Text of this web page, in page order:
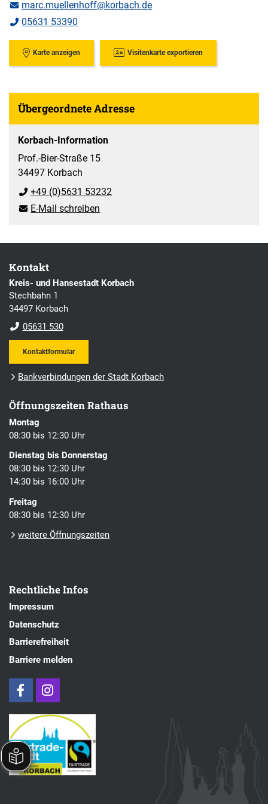
marc.muellenhoff@korbach.de
05631 53390
Karte anzeigen Visitenkarte exportieren
Übergeordnete Adresse
Korbach-Information
Prof.-Bier-Straße 15
34497 Korbach
+49 (0)5631 53232
E-Mail schreiben
Kontakt
Kreis- und Hansestadt Korbach
Stechbahn 1
34497 Korbach
05631 530
Kontaktformular
Bankverbindungen der Stadt Korbach
Öffnungszeiten Rathaus
Montag
08:30 bis 12:30 Uhr
Dienstag bis Donnerstag
08:30 bis 12:30 Uhr
14:30 bis 16:00 Uhr
Freitag
08:30 bis 12:30 Uhr
weitere Öffnungszeiten
Rechtliche Infos
Impressum
Datenschutz
Barrierefreiheit
Barriere melden